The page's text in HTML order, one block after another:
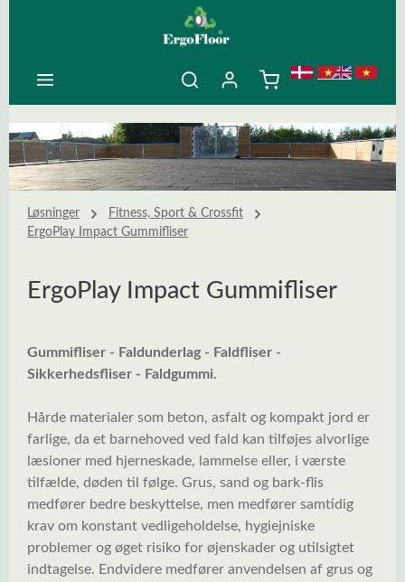
Løsninger
Fitness, Sport & Crossfit
ErgoPlay Impact Gummifliser
ErgoPlay Impact Gummifliser
Gummifliser - Faldunderlag - Faldfliser -
Sikkerhedsfliser - Faldgummi.
Hårde materialer som beton, asfalt og kompakt jord er
farlige, da et barnehoved ved fald kan tilføjes alvorlige
læsioner med hjerneskade, lammelse eller, i værste
tilfælde, døden til følge. Grus, sand og bark-flis
medfører bedre beskyttelse, men medfører samtidig
krav om konstant vedligeholdelse, hygiejniske
problemer og øget risiko for øjenskader og utilsigtet
indtagelse. Endvidere medfører anvendelsen af grus og